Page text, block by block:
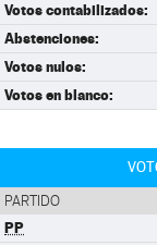
Votos contabilizados:
Abstenciones:
Votos nulos:
Votos en blanco:
PARTIDO
PP